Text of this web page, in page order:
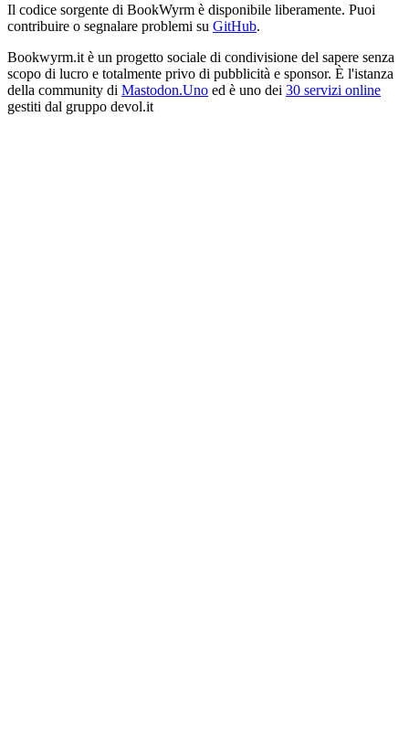
Il codice sorgente di BookWyrm è disponibile liberamente. Puoi
contribuire o segnalare problemi su GitHub.
Bookwyrm.it è un progetto sociale di condivisione del sapere senza
scopo di lucro e totalmente privo di pubblicità e sponsor. È l'istanza
della community di Mastodon.Uno ed è uno dei 30 servizi online
gestiti dal gruppo devol.it